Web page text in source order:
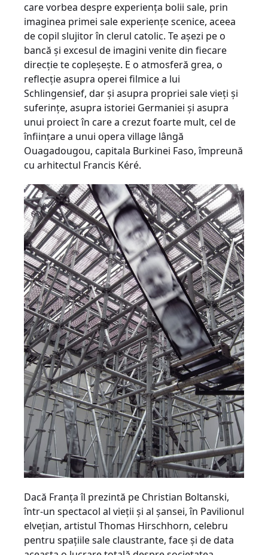
care vorbea despre experienţa bolii sale, prin
imaginea primei sale experienţe scenice, aceea
de copil slujitor în clerul catolic. Te aşezi pe o
bancă şi excesul de imagini venite din fiecare
direcţie te copleşeşte. E o atmosferă grea, o
reflecţie asupra operei filmice a lui
Schlingensief, dar şi asupra propriei sale vieţi şi
suferinţe, asupra istoriei Germaniei şi asupra
unui proiect în care a crezut foarte mult, cel de
înfiinţare a unui opera village lângă
Ouagadougou, capitala Burkinei Faso, împreună
cu arhitectul Francis Kéré.
Dacă Franţa îl prezintă pe Christian Boltanski,
într-un spectacol al vieţii şi al şansei, în Pavilionul
elveţian, artistul Thomas Hirschhorn, celebru
pentru spaţiile sale claustrante, face şi de data